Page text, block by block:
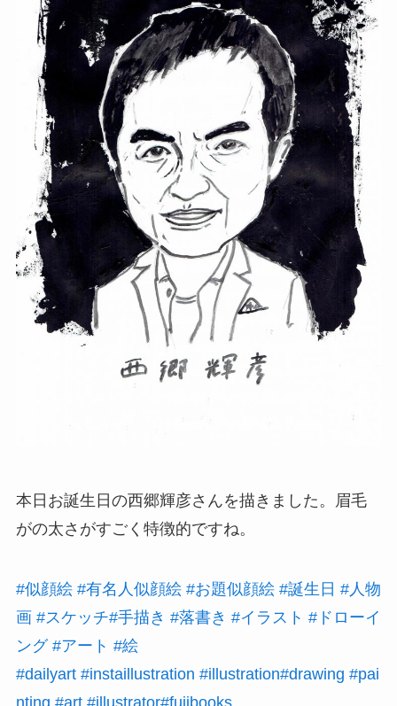
本日お誕生日の西郷輝彦さんを描きました。眉毛
がの太さがすごく特徴的ですね。
#似顔絵 #有名人似顔絵 #お題似顔絵 #誕生日 #人物
画 #スケッチ#手描き #落書き #イラスト #ドローイ
ング #アート #絵
#dailyart #instaillustration #illustration#drawing #pai
nting #art #illustrator#fujibooks